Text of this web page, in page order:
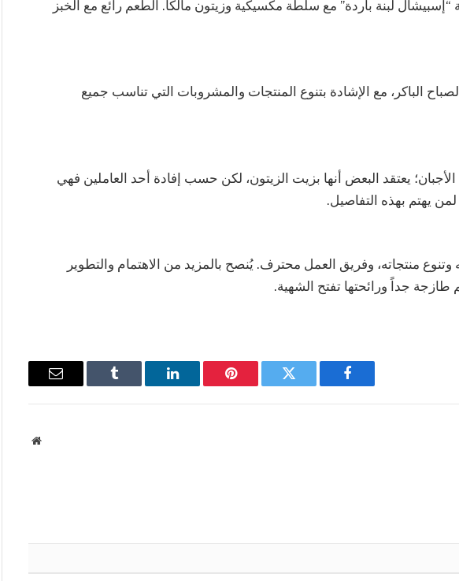
لبنة باردة” مع سلطة مكسيكية وزيتون مالكا. الطعم رائع مع الخبز
الباكر، مع الإشادة بتنوع المنتجات والمشروبات التي تناسب جميع
يعتقد البعض أنها بزيت الزيتون، لكن حسب إفادة أحد العاملين فهي
يهتم بهذه التفاصيل.
وتنوع منتجاته، وفريق العمل محترف. يُنصح بالمزيد من الاهتمام والتطوير
جداً ورائحتها تفتح الشهية.
فيسبوك تويتر بينتيريستلينكدإن Tumblr
البريد
موقع